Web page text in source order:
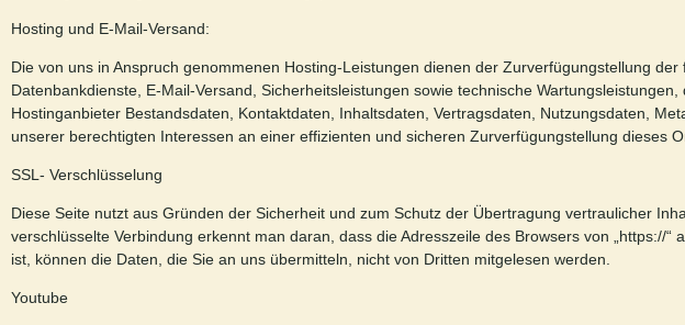
Hosting und E-Mail-Versand:
Die von uns in Anspruch genommenen Hosting-Leistungen dienen der Zurverfügungstellung
Datenbankdienste, E-Mail-Versand, Sicherheitsleistungen sowie technische
Hostinganbieter Bestandsdaten, Kontaktdaten, Inhaltsdaten, Vertragsdaten, Nutzungsdaten,
unserer berechtigten Interessen an einer effizienten und sicheren Zurverfügungstellung dieses
SSL- Verschlüsselung
Diese Seite nutzt aus Gründen der Sicherheit und zum Schutz der Übertragung vertraulicher
verschlüsselte Verbindung erkennt man daran, dass die Adresszeile des Browsers von „https://
ist, können die Daten, die Sie an uns übermitteln, nicht von Dritten mitgelesen werden.
Youtube